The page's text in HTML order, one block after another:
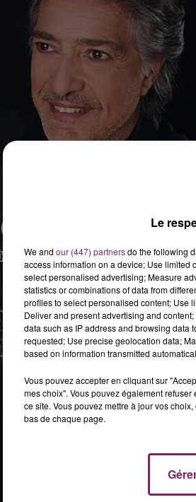
Le
We and our (447) partnersdo the following
access information on a device; Use limited
select personalised advertising; Measure
statistics or combinations of data from
profiles to select personalised content; Use
Deliver and present advertising and
data such as IP address and browsing data
requested; Use precise geolocation data;
based on information transmitted
Vous pouvez accepter en cliquant sur
mes choix". Vous pouvez également
ce site. Vous pouvez mettre à jour vos
bas de chaque page.